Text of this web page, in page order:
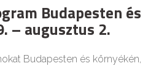
Budapesten és
– augusztus 2.
Budapesten és környékén,